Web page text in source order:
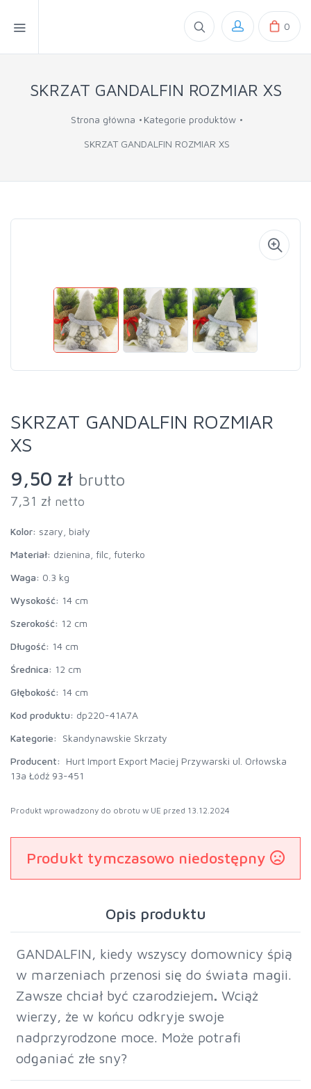
0
SKRZAT GANDALFIN ROZMIAR XS
Strona główna Kategorie produktów
SKRZAT GANDALFIN ROZMIAR XS
SKRZAT GANDALFIN ROZMIAR
XS
9,50 zł brutto
7,31 zł netto
Kolor: szary, biały
Materiał: dzienina, filc, futerko
Waga: 0.3 kg
Wysokość: 14 cm
Szerokość: 12 cm
Długość: 14 cm
Średnica: 12 cm
Głębokość: 14 cm
Kod produktu: dp220-41A7A
Kategorie:
Skandynawskie Skrzaty
Producent:
Hurt Import Export Maciej Przywarski ul. Orłowska
13a Łódź 93-451
Produkt wprowadzony do obrotu w UE przed 13.12.2024
Produkt tymczasowo niedostępny
Opis produktu
GANDALFIN, kiedy wszyscy domownicy śpią
w marzeniach przenosi się do świata magii.
Zawsze chciał być czarodziejem. Wciąż
wierzy, że w końcu odkryje swoje
nadprzyrodzone moce. Może potrafi
odganiać złe sny?